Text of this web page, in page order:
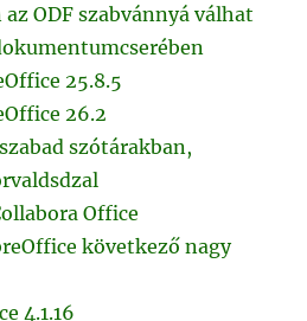
ODF szabvánnyá válhat
25.8.5
26.2
szótárakban,
Office
következő nagy
4.1.16